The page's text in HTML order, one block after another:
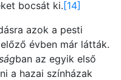
bocsát ki.[14]
azok a pesti
évben már látták.
ban az egyik első
a hazai színházak